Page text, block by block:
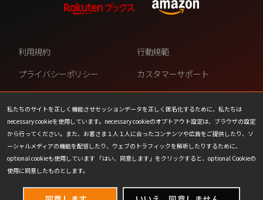
私たちのサイトを正しく機能させセッションデータを正しく匿名化するために、私たちは
necessary cookieを使用しています。necessary cookieのオプトアウト設定は、ブラウザの設定
から行ってください。また、お客さま１人１人に合ったコンテンツや広告をご提供したり、ソ
ーシャルメディアの機能を配信したり、ウェブのトラフィックを解析したりするために、
optional cookieも使用しています 「はい、同意します」をクリックすると、optional Cookieの
使用に同意したものとします。
利用規約
行動規範
プライバシーポリシー
カスタマーサポート
ファンコンテンツ・ポリシー
個人情報の販売や共有を許可し
ない
COOKIE
プレスリリース
会社情報
お問い合わせ